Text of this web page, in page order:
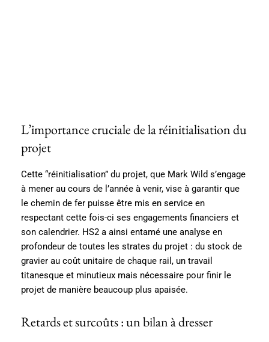
L’importance cruciale de la réinitialisation du
projet
Cette “réinitialisation” du projet, que Mark Wild s’engage
à mener au cours de l’année à venir, vise à garantir que
le chemin de fer puisse être mis en service en
respectant cette fois-ci ses engagements financiers et
son calendrier. HS2 a ainsi entamé une analyse en
profondeur de toutes les strates du projet : du stock de
gravier au coût unitaire de chaque rail, un travail
titanesque et minutieux mais nécessaire pour finir le
projet de manière beaucoup plus apaisée.
Retards et surcoûts : un bilan à dresser